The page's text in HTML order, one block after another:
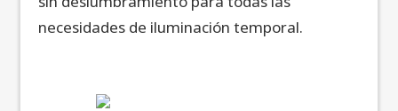
necesidades de iluminación temporal.